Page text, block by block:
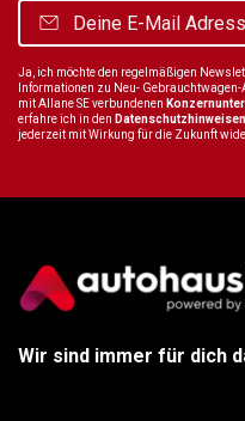
Ja, ich möchte den regelmäßigen
Informationen zu Neu-
mit Allane SE verbundenen
erfahre ich in den Datenschutzhinweisen
jederzeit mit Wirkung für die Zukunft
Wir sind immer für dich